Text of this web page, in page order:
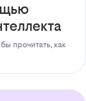
прочитать, как